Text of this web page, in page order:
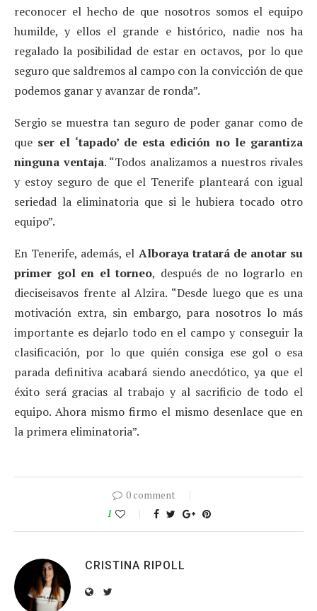
reconocer el hecho de que nosotros somos el equipo
humilde, y ellos el grande e histórico, nadie nos ha
regalado la posibilidad de estar en octavos, por lo que
seguro que saldremos al campo con la convicción de que
podemos ganar y avanzar de ronda”.
Sergio se muestra tan seguro de poder ganar como de
que ser el ‘tapado’ de esta edición no le garantiza
ninguna ventaja. “Todos analizamos a nuestros rivales
y estoy seguro de que el Tenerife planteará con igual
seriedad la eliminatoria que si le hubiera tocado otro
equipo”.
En Tenerife, además, el Alboraya tratará de anotar su
primer gol en el torneo, después de no lograrlo en
dieciseisavos frente al Alzira. “Desde luego que es una
motivación extra, sin embargo, para nosotros lo más
importante es dejarlo todo en el campo y conseguir la
clasificación, por lo que quién consiga ese gol o esa
parada definitiva acabará siendo anecdótico, ya que el
éxito será gracias al trabajo y al sacrificio de todo el
equipo. Ahora mismo firmo el mismo desenlace que en
la primera eliminatoria”.
0 comment
1
CRISTINA RIPOLL